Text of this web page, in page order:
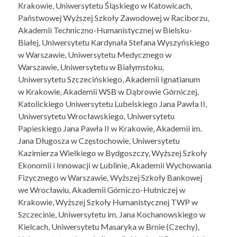
Krakowie, Uniwersytetu Śląskiego w Katowicach,
Państwowej Wyższej Szkoły Zawodowej w Raciborzu,
Akademii Techniczno-Humanistycznej w Bielsku-
Białej, Uniwersytetu Kardynała Stefana Wyszyńskiego
w Warszawie, Uniwersytetu Medycznego w
Warszawie, Uniwersytetu w Białymstoku,
Uniwersytetu Szczecińskiego, Akademii Ignatianum
w Krakowie, Akademii WSB w Dąbrowie Górniczej,
Katolickiego Uniwersytetu Lubelskiego Jana Pawła II,
Uniwersytetu Wrocławskiego, Uniwersytetu
Papieskiego Jana Pawła II w Krakowie, Akademii im.
Jana Długosza w Częstochowie, Uniwersytetu
Kazimierza Wielkiego w Bydgoszczy, Wyższej Szkoły
Ekonomii i Innowacji w Lublinie, Akademii Wychowania
Fizycznego w Warszawie, Wyższej Szkoły Bankowej
we Wrocławiu, Akademii Górniczo-Hutniczej w
Krakowie, Wyższej Szkoły Humanistycznej TWP w
Szczecinie, Uniwersytetu im. Jana Kochanowskiego w
Kielcach, Uniwersytetu Masaryka w Brnie (Czechy),